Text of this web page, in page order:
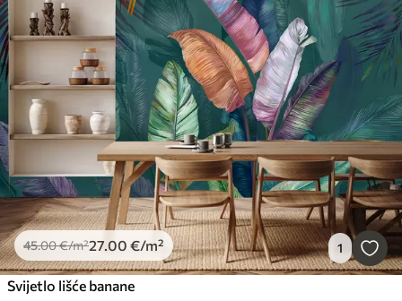
45.00€/m²27.00 €/m² 1
Svijetlo lišće banane